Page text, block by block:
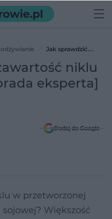
Jak sprawdzić
eksperta]
niklu
eksperta]
Dodaj do Google
w przetworzonej
Większość